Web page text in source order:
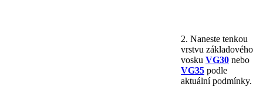
2. Naneste tenkou
vrstvu základového
vosku VG30 nebo
VG35 podle
aktuální podmínky.